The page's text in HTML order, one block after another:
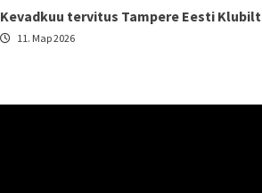
Kevadkuu tervitus Tampere Eesti Klubilt
11. Мар 2026